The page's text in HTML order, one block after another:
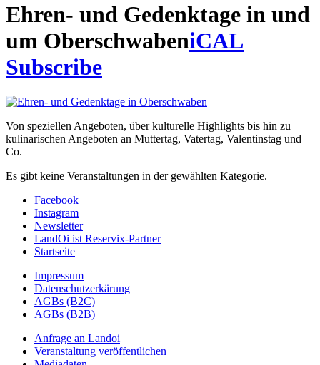
Ehren- und Gedenktage in und
um OberschwabeniCAL
Subscribe
Von speziellen Angeboten, über kulturelle Highlights bis hin zu
kulinarischen Angeboten an Muttertag, Vatertag, Valentinstag und
Co.
Es gibt keine Veranstaltungen in der gewählten Kategorie.
Facebook
Instagram
Newsletter
LandOi ist Reservix-Partner
Startseite
Impressum
Datenschutzerkärung
AGBs (B2C)
AGBs (B2B)
Anfrage an Landoi
Veranstaltung veröffentlichen